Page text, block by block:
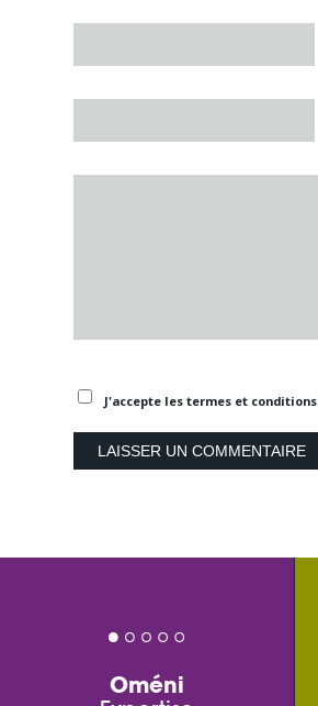
J'accepte les termes et
Oméni